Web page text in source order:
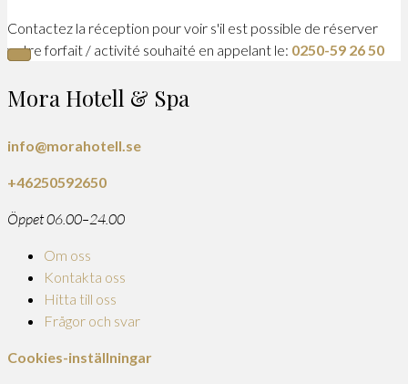
Contactez la réception pour voir s'il est possible de réserver
votre forfait / activité souhaité en appelant le: 0250-59 26 50
Mora Hotell & Spa
info@morahotell.se
+46250592650
Öppet 06.00–24.00
Om oss
Kontakta oss
Hitta till oss
Frågor och svar
Cookies-inställningar